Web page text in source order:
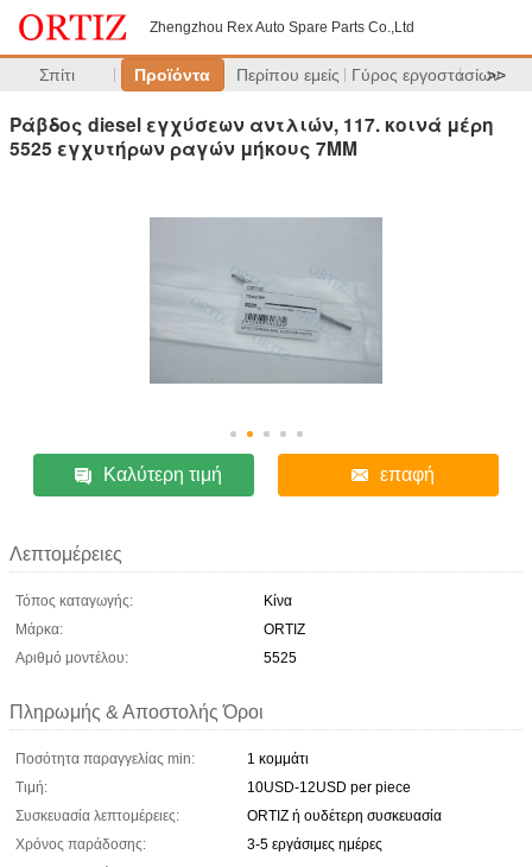
Zhengzhou Rex Auto Spare Parts Co.,Ltd
Σπίτι Προϊόντα Περίπου εμείς Γύρος εργοστασίων
>>
Ράβδος diesel εγχύσεων αντλιών, 117. κοινά μέρη
5525 εγχυτήρων ραγών μήκους 7MM
Καλύτερη τιμή επαφή
Λεπτομέρειες
Τόπος καταγωγής:
Κίνα
Μάρκα:
ORTIZ
Αριθμό μοντέλου:
5525
Πληρωμής & Αποστολής Όροι
Ποσότητα παραγγελίας min:
1 κομμάτι
Τιμή:
10USD-12USD per piece
Συσκευασία λεπτομέρειες:
ORTIZ ή ουδέτερη συσκευασία
Χρόνος παράδοσης:
3-5 εργάσιμες ημέρες